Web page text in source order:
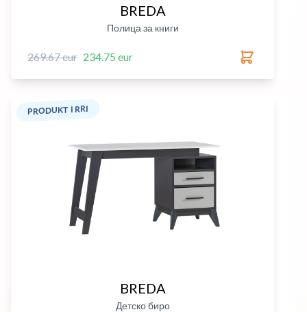
BREDA
Полица за книги
269.67 eur 234.75 eur
PRODUKT I RRI
BREDA
Детско биро